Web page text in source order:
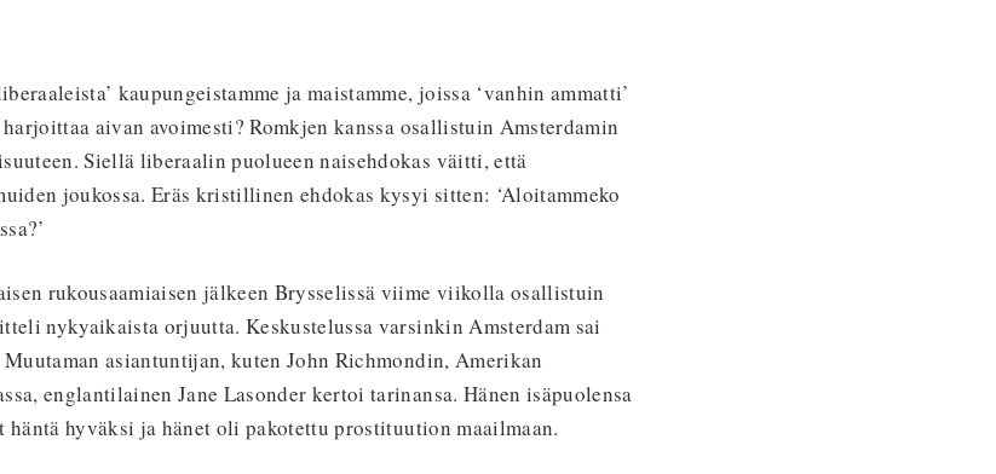
kaupungeistamme ja maistamme, joissa ‘vanhin ammatti’
aivan avoimesti? Romkjen kanssa osallistuin Amsterdamin
Siellä liberaalin puolueen naisehdokas väitti, että
joukossa. Eräs kristillinen ehdokas kysyi sitten: ‘Aloitammeko
rukousaamiaisen jälkeen Brysselissä viime viikolla osallistuin
nykyaikaista orjuutta. Keskustelussa varsinkin Amsterdam sai
asiantuntijan, kuten John Richmondin, Amerikan
englantilainen Jane Lasonder kertoi tarinansa. Hänen isäpuolensa
hyväksi ja hänet oli pakotettu prostituution maailmaan.